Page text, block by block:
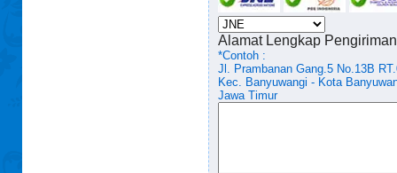
Alamat Lengkap Pengiriman
*Contoh :
Jl. Prambanan Gang.5 No.13B
Kec. Banyuwangi - Kota
Jawa Timur